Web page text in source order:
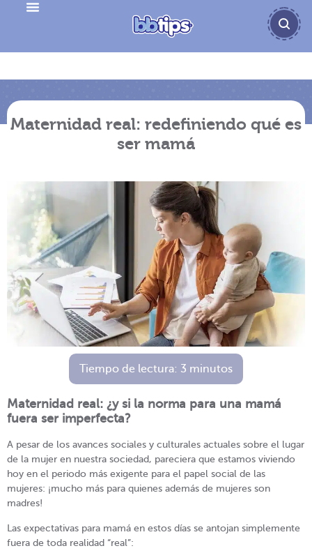
Maternidad real: redefiniendo qué es
ser mamá
Tiempo de lectura: 3 minutos
Maternidad real: ¿y si la norma para una mamá
fuera ser imperfecta?
A pesar de los avances sociales y culturales actuales sobre el lugar
de la mujer en nuestra sociedad, pareciera que estamos viviendo
hoy en el periodo más exigente para el papel social de las
mujeres: ¡mucho más para quienes además de mujeres son
madres!
Las expectativas para mamá en estos días se antojan simplemente
fuera de toda realidad “real”: